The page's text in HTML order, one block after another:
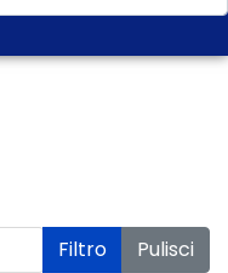
Filtro
Pulisci